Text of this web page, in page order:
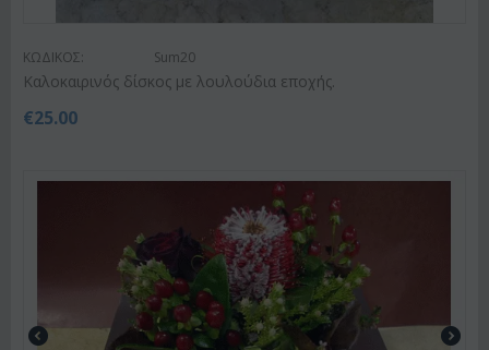
ΚΩΔΙΚΟΣ: Sum20
Kαλοκαιρινός δίσκος με λουλούδια εποχής.
€25.00